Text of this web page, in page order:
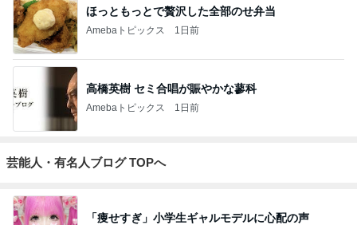
ほっともっとで贅沢した全部のせ弁当
Amebaトピックス 1日前
高橋英樹 セミ合唱が賑やかな蓼科
Amebaトピックス 1日前
芸能人・有名人ブログ TOPへ
「痩せすぎ」小学生ギャルモデルに心配の声